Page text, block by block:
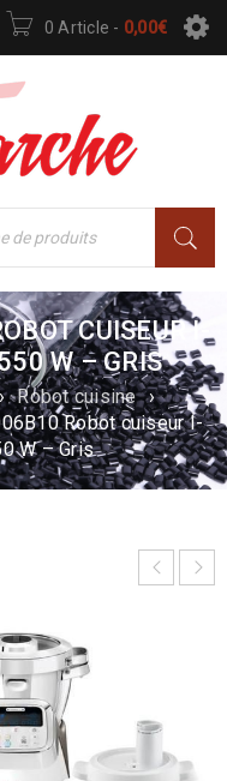
0 Article - 0,00€
CUISEUR I-
W – GRIS
› Robot cuisine ›
Robot cuiseur I-
W – Gris